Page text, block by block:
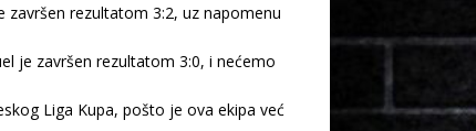
rezultatom 3:2, uz napomenu
je završen rezultatom 3:0, i nećemo
Liga Kupa, pošto je ova ekipa već